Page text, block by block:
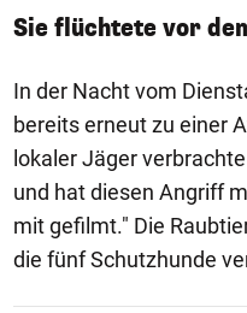
Sie flüchtete vor
In der Nacht vom
bereits erneut zu einer
lokaler Jäger
und hat diesen Angriff
mit gefilmt." Die
die fünf Schutzhunde